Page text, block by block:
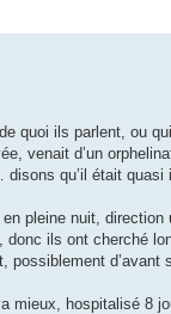
quoi ils parlent, ou
venait d’un
qu’il était
pleine nuit,
ils ont cherché
d’avant
mieux, hospitalisé 8